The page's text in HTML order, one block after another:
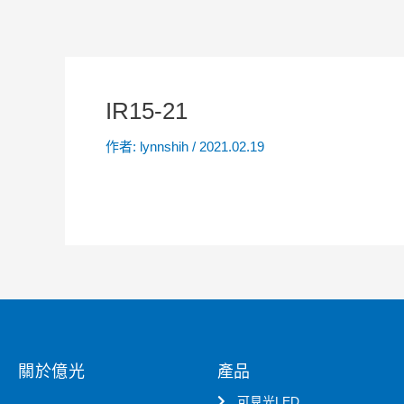
IR15-21
作者: lynnshih / 2021.02.19
關於億光 產品